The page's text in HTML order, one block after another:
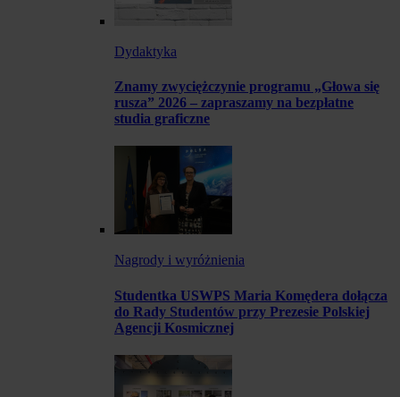
Dydaktyka
Znamy zwyciężczynie programu „Głowa się
rusza” 2026 – zapraszamy na bezpłatne
studia graficzne
Nagrody i wyróżnienia
Studentka USWPS Maria Komędera dołącza
do Rady Studentów przy Prezesie Polskiej
Agencji Kosmicznej